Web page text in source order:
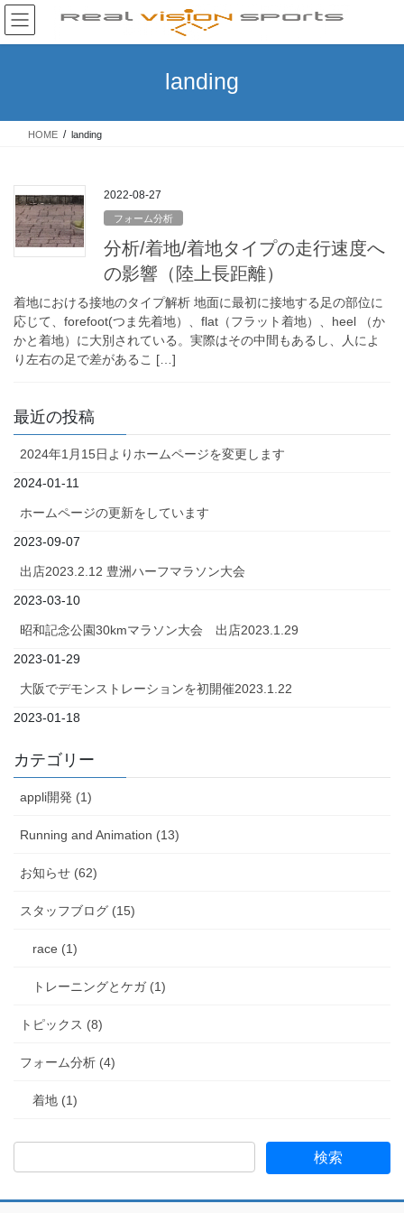
コ
ン
テ
ス
ナ
ビ
ゲ
ン
landing
HOME landing
2022-08-27
フォーム分析
分析/着地/着地タイプの走行速度へ
の影響（陸上長距離）
着地における接地のタイプ解析 地面に最初に接地する足の部位に
応じて、forefoot(つま先着地）、flat（フラット着地）、heel （か
かと着地）に大別されている。実際はその中間もあるし、人によ
り左右の足で差があるこ […]
最近の投稿
2024年1月15日よりホームページを変更します
2024-01-11
ホームページの更新をしています
2023-09-07
出店2023.2.12 豊洲ハーフマラソン大会
2023-03-10
昭和記念公園30kmマラソン大会 出店2023.1.29
2023-01-29
大阪でデモンストレーションを初開催2023.1.22
2023-01-18
カテゴリー
appli開発 (1)
Running and Animation (13)
お知らせ (62)
スタッフブログ (15)
race (1)
トレーニングとケガ (1)
トピックス (8)
フォーム分析 (4)
着地 (1)